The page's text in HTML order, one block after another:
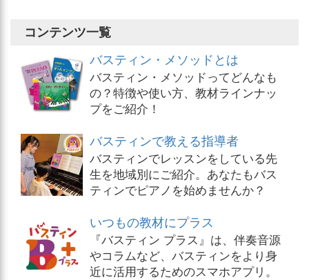
コンテンツ一覧
バスティン・メソッドとは
バスティン・メソッドってどんなも
の？特徴や使い方、教材ラインナッ
プをご紹介！
バスティンで教える指導者
バスティンでレッスンをしている先
生を地域別にご紹介。あなたもバス
ティンでピアノを始めませんか？
いつもの教材にプラス
『バスティン プラス』は、伴奏音源
やコラムなど、バスティンをより身
近に活用するためのスマホアプリ。